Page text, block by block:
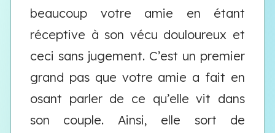
beaucoup votre amie en étant
réceptive à son vécu douloureux et
ceci sans jugement. C’est un premier
grand pas que votre amie a fait en
osant parler de ce qu’elle vit dans
son couple. Ainsi, elle sort de